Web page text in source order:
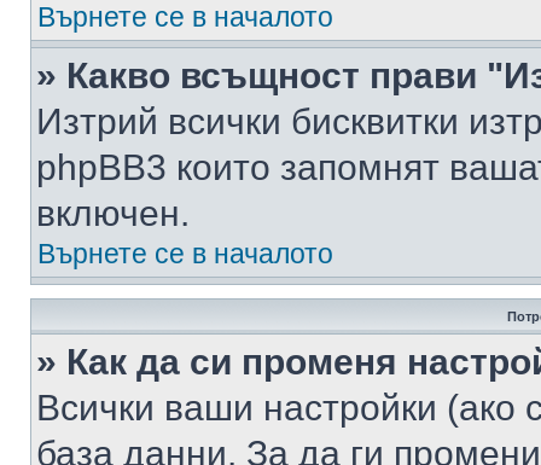
Върнете се в началото
» Какво всъщност прави
Изтрий всички бисквитки
phpBB3 които запомнят
включен.
Върнете се в началото
» Как да си променя
Всички ваши настройки (ако
база данни. За да ги